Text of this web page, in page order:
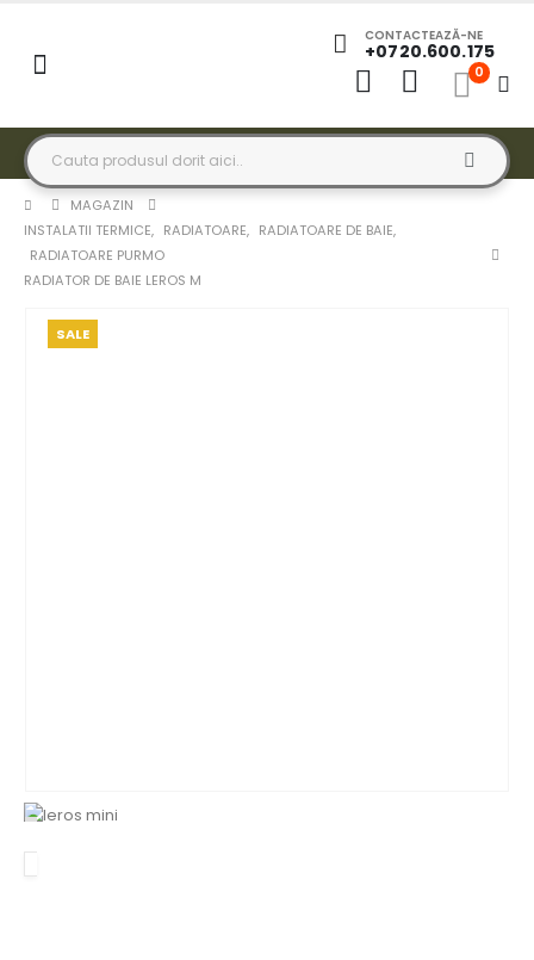
CONTACTEAZĂ-NE
+0720.600.175
0
MAGAZIN
INSTALATII TERMICE, RADIATOARE, RADIATOARE DE BAIE,
RADIATOARE PURMO
RADIATOR DE BAIE LEROS M
SALE